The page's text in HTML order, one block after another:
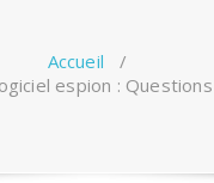
Accueil /
espion :